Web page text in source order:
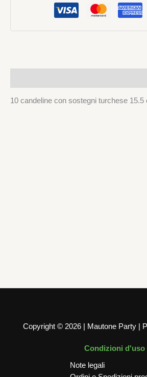
10 candeline con sostegni turchese 15.5
Copyright © 2026 | Mautone Party |
Condizioni d'uso
Note legali